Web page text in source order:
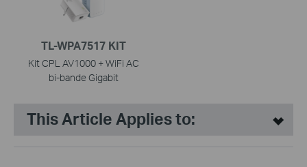
TL-WPA7517 KIT
Kit CPL AV1000 + WiFi AC
bi-bande Gigabit
This Article Applies to: